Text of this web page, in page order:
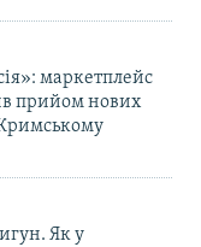
маркетплейс
прийом нових
Як у